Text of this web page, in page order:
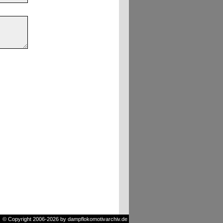
© Copyright 2006-2026 by dampflokomotivarchiv.de